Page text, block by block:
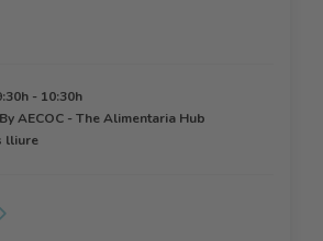
- 10:30h
AECOC - The Alimentaria Hub
lliure